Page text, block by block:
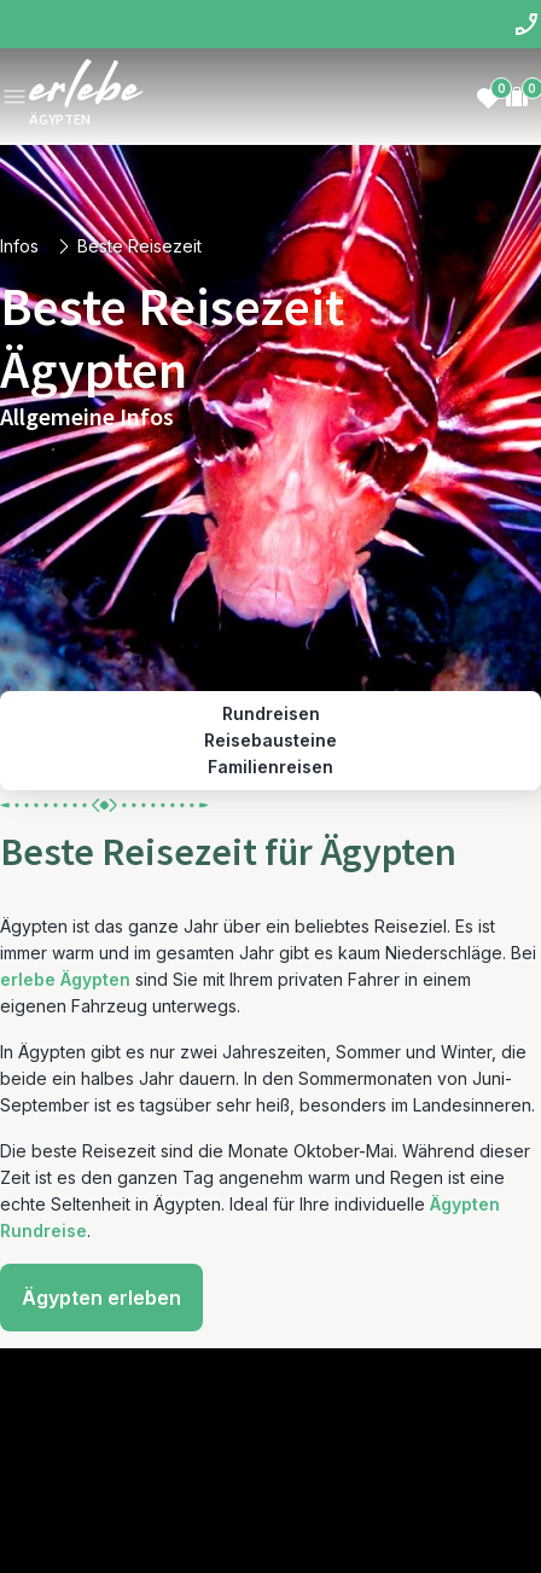
ÄGYPTEN
0 0
Infos Beste Reisezeit
Beste Reisezeit
Ägypten
Allgemeine Infos
Rundreisen
Reisebausteine
Familienreisen
Beste Reisezeit für Ägypten
Ägypten ist das ganze Jahr über ein beliebtes Reiseziel. Es ist
immer warm und im gesamten Jahr gibt es kaum Niederschläge. Bei
erlebe Ägypten sind Sie mit Ihrem privaten Fahrer in einem
eigenen Fahrzeug unterwegs.
In Ägypten gibt es nur zwei Jahreszeiten, Sommer und Winter, die
beide ein halbes Jahr dauern. In den Sommermonaten von Juni-
September ist es tagsüber sehr heiß, besonders im Landesinneren.
Die beste Reisezeit sind die Monate Oktober-Mai. Während dieser
Zeit ist es den ganzen Tag angenehm warm und Regen ist eine
echte Seltenheit in Ägypten. Ideal für Ihre individuelle Ägypten
Rundreise.
Ägypten erleben